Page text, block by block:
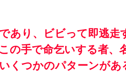
あり、ビビって即逃走
の手で命乞いする者、
くつかのパターンがあ